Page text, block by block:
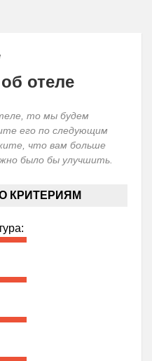
отеле
то мы будем
его по следующим
что вам больше
было бы улучшить.
КРИТЕРИЯМ